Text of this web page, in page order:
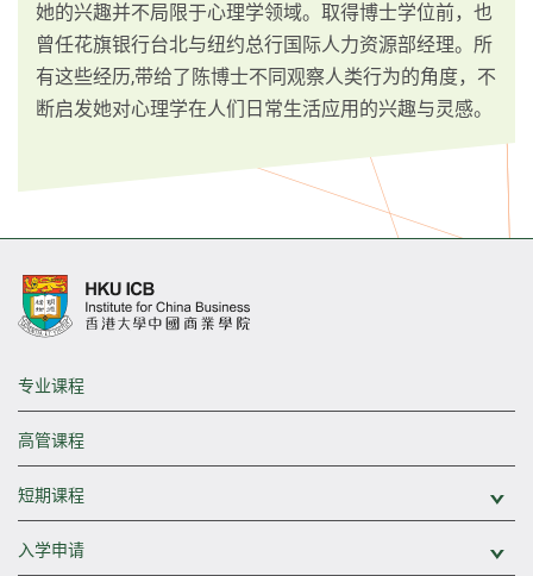
她的兴趣并不局限于心理学领域。取得博士学位前，也
曾任花旗银行台北与纽约总行国际人力资源部经理。所
有这些经历,带给了陈博士不同观察人类行为的角度，不
断启发她对心理学在人们日常生活应用的兴趣与灵感。
专业课程
高管课程
短期课程
入学申请